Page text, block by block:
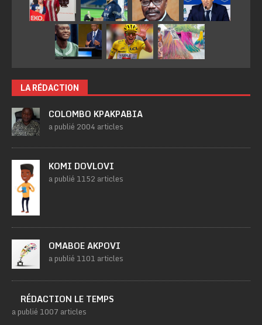
LA RÉDACTION
COLOMBO KPAKPABIA
a publié 2004 articles
KOMI DOVLOVI
a publié 1152 articles
OMABOE AKPOVI
a publié 1101 articles
RÉDACTION LE TEMPS
a publié 1007 articles